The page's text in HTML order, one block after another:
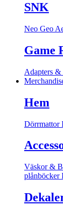
SNK
Neo Geo
Game
Adapters
Hem
Dörrmattor
Väskor &
plånböcker